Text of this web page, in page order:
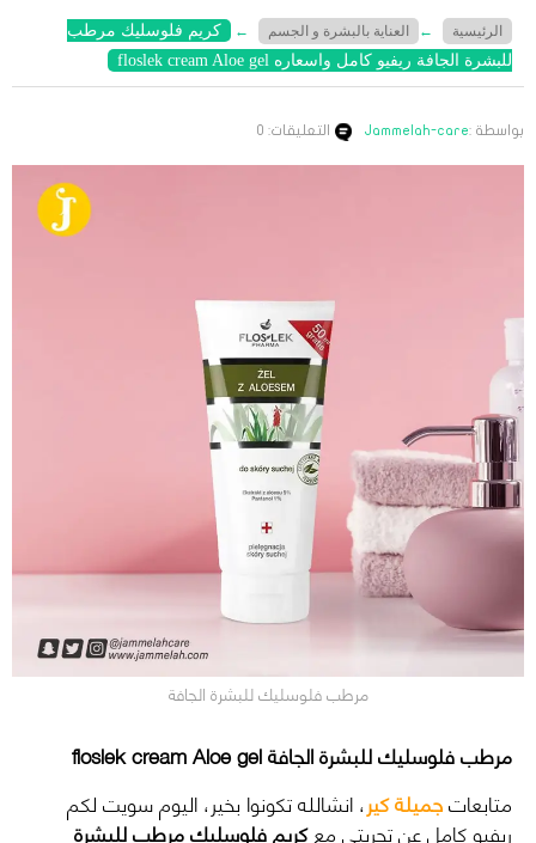
جميلة – دليل الليزر المنزلي
الرئيسية ← العناية بالبشرة و الجسم ←
كريم فلوسليك مرطب
للبشرة الجافة ريفيو كامل واسعاره floslek cream Aloe gel
بواسطة :Jammelah-care التعليقات: 0
مرطب فلوسليك للبشرة الجافة
مرطب فلوسليك للبشرة الجافة floslek cream Aloe gel
متابعاتجميلة كير، انشالله تكونوا بخير، اليوم سويت لكم
ريفيو كامل عن تجربتي معكريم فلوسليك مرطب للبشرة